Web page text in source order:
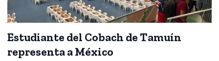
Estudiante del Cobach de Tamuín
representa a México